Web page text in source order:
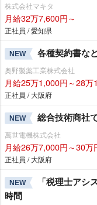
株式会社マキタ
月給32万7,600円～
正社員 / 愛知県
NEW 各種契約書な
奥野製薬工業株式会社
月給25万1,000円～28万
正社員 / 大阪府
NEW 総合技術商社
萬世電機株式会社
月給26万7,000円～30万
正社員 / 大阪府
NEW
「税理士ア
時間